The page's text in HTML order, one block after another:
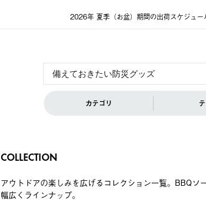
2026年 夏季（お盆）期間の出荷スケジュー
カテゴリ
COLLECTION
アウトドアの楽しみを広げるコレクション一覧。BBQ
幅広くラインナップ。